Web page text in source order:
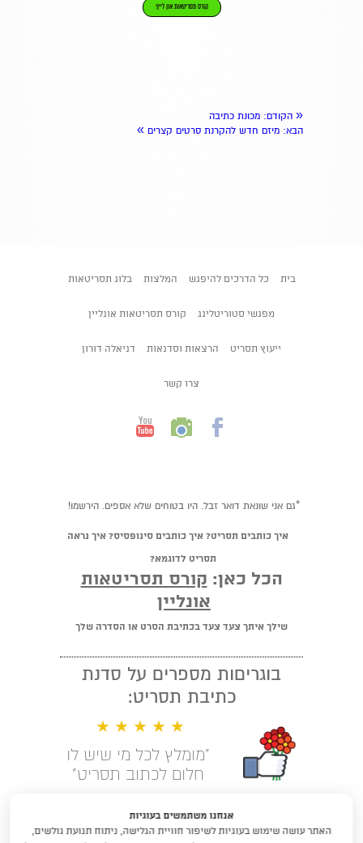
קורס תסריטאות און ליין!
« הקודם: מכונת כתיבה
הבא: מיזם חדש להקרנת סרטים קצרים »
בית כל הדרכים להיפגש המלצות בלוג תסריטאות
מפגשי סטוריטלינג קורס תסריטאות אונליין
ייעוץ תסריט הרצאות וסדנאות דניאלה דורון
צרו קשר
*גם אני שונאת דואר זבל. היו בטוחים שלא אספים. הירשמו!
איך כותבים תסריט? איך כותבים סינופסיס? איך נראה
תסריט לדוגמא?
הכל כאן: קורס תסריטאות
אונליין
שילך איתך צעד צעד בכתיבת הסרט או הסדרה שלך
בוגריםות מספרים על סדנת
כתיבת תסריט:
★ ★ ★ ★ ★
"מומלץ לכל מי שיש לו
חלום לכתוב תסריט"
אנחנו משתמשים בעוגיות
האתר עושה שימוש בעוגיות לשיפור חוויית הגלישה, ניתוח תנועת גולשים,